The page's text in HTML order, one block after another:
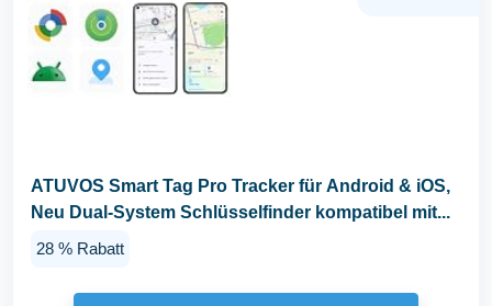
ATUVOS Smart Tag Pro Tracker für Android & iOS,
Neu Dual-System Schlüsselfinder kompatibel mit...
28 % Rabatt